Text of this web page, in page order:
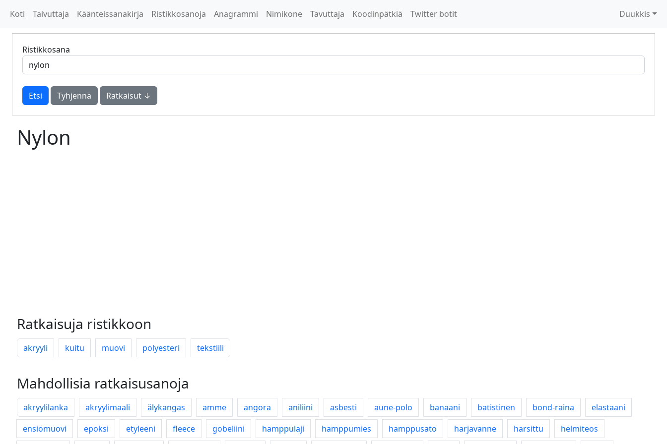
Koti Taivuttaja Käänteissanakirja Ristikkosanoja Anagrammi Nimikone Tavuttaja Koodinpätkiä Twitter botit Duukkis
Ristikkosana
Tyhjennä Ratkaisut ↓
Nylon
Ratkaisuja ristikkoon
akryyli kuitu muovi polyesteri tekstiili
Mahdollisia ratkaisusanoja
akryylilanka akryylimaali älykangas amme angora aniliini asbesti aune-polo banaani batistinen bond-raina
elastaani
ensiömuovi
epoksi etyleeni fleece gobeliini hamppulaji hamppumies hamppusato harjavanne harsittu helmiteos